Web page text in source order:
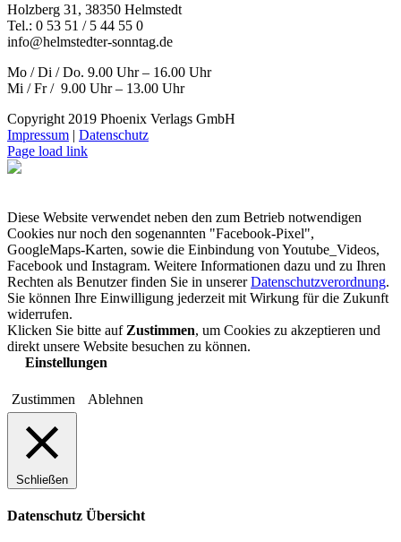
Holzberg 31, 38350 Helmstedt
Tel.: 0 53 51 / 5 44 55 0
info@helmstedter-sonntag.de
Mo / Di / Do. 9.00 Uhr – 16.00 Uhr
Mi / Fr / 9.00 Uhr – 13.00 Uhr
Copyright 2019 Phoenix Verlags GmbH
Impressum | Datenschutz
Page load link
Diese Website verwendet neben den zum Betrieb notwendigen
Cookies nur noch den sogenannten "Facebook-Pixel",
GoogleMaps-Karten, sowie die Einbindung von Youtube_Videos,
Facebook und Instagram. Weitere Informationen dazu und zu Ihren
Rechten als Benutzer finden Sie in unsererDatenschutzverordnung.
Sie können Ihre Einwilligung jederzeit mit Wirkung für die Zukunft
widerrufen.
Klicken Sie bitte auf Zustimmen, um Cookies zu akzeptieren und
direkt unsere Website besuchen zu können.
Einstellungen
Zustimmen Ablehnen
Schließen
Datenschutz Übersicht